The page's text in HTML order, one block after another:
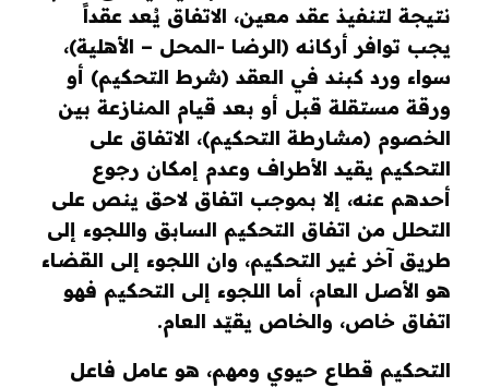
نتيجة لتنفيذ عقد معين، الاتفاق يُعد عقداً
يجب توافر أركانه (الرضا -المحل – الأهلية)،
سواء ورد كبند في العقد (شرط التحكيم) أو
ورقة مستقلة قبل أو بعد قيام المنازعة بين
الخصوم (مشارطة التحكيم)، الاتفاق على
التحكيم يقيد الأطراف وعدم إمكان رجوع
أحدهم عنه، إلا بموجب اتفاق لاحق ينص على
التحلل من اتفاق التحكيم السابق واللجوء إلى
طريق آخر غير التحكيم، وان اللجوء إلى القضاء
هو الأصل العام، أما اللجوء إلى التحكيم فهو
اتفاق خاص، والخاص يقيّد العام.
التحكيم قطاع حيوي ومهم، هو عامل فاعل